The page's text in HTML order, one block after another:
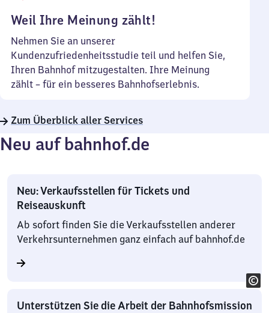
Weil Ihre Meinung zählt!
Nehmen Sie an unserer
Kundenzufriedenheitsstudie teil und helfen Sie,
Ihren Bahnhof mitzugestalten. Ihre Meinung
zählt – für ein besseres Bahnhofserlebnis.
Zum Überblick aller Services
Neu auf bahnhof.de
Neu: Verkaufsstellen für Tickets und
Reiseauskunft
Ab sofort finden Sie die Verkaufsstellen anderer
Verkehrsunternehmen ganz einfach auf bahnhof.de
Unterstützen Sie die Arbeit der Bahnhofsmission